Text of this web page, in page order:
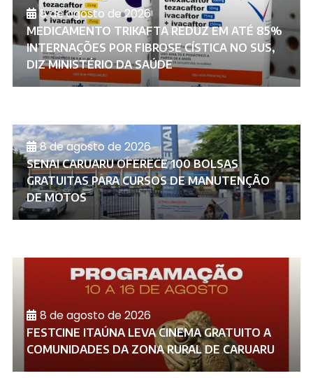
8 de agosto de 2026
MEDICAMENTO TRIKAFTA REDUZ EM ATÉ 85%
INTERNAÇÕES POR FIBROSE CÍSTICA NO SUS,
DIZ MINISTÉRIO DA SAÚDE
8 de agosto de 2026
SENAI CARUARU OFERECE 100 BOLSAS
GRATUITAS PARA CURSOS DE MANUTENÇÃO
DE MOTOS
8 de agosto de 2026
FESTCINE ITAÚNA LEVA CINEMA GRATUITO A
COMUNIDADES DA ZONA RURAL DE CARUARU